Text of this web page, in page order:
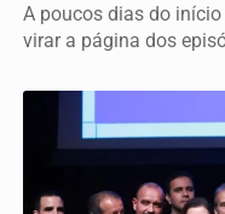
A poucos dias do
virar a página dos